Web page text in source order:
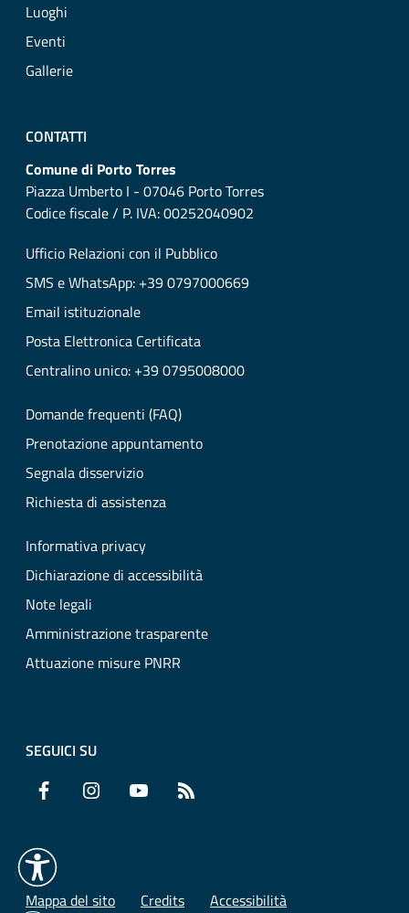
Luoghi
Eventi
Gallerie
CONTATTI
Comune di Porto Torres
Piazza Umberto I - 07046 Porto Torres
Codice fiscale / P. IVA: 00252040902
Ufficio Relazioni con il Pubblico
SMS e WhatsApp: +39 0797000669
Email istituzionale
Posta Elettronica Certificata
Centralino unico: +39 0795008000
Domande frequenti (FAQ)
Prenotazione appuntamento
Segnala disservizio
Richiesta di assistenza
Informativa privacy
Dichiarazione di accessibilità
Note legali
Amministrazione trasparente
Attuazione misure PNRR
SEGUICI SU
Facebook Instagram YouTube
Mappa del sito Credits Accessibilità